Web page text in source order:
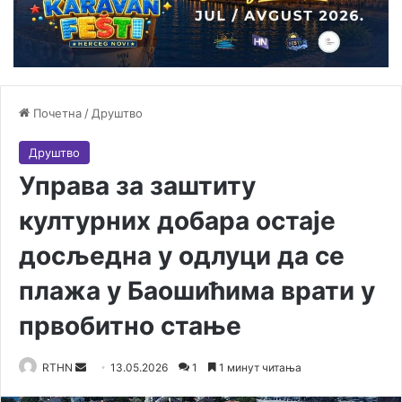
Почетна / Друштво
Друштво
Управа за заштиту
културних добара остаје
досљедна у одлуци да се
плажа у Баошићима врати у
првобитно стање
RTHN 13.05.2026 1 1 минут читања